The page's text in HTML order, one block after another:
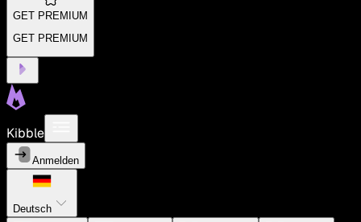
GET PREMIUM
GET PREMIUM
Kibble
Anmelden
Deutsch